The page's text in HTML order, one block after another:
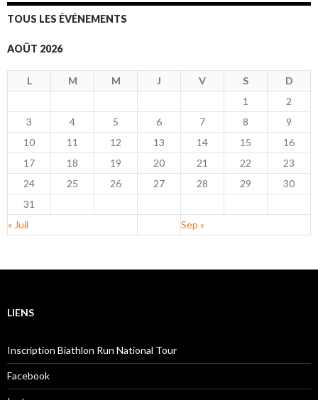
TOUS LES ÉVÉNEMENTS
AOÛT 2026
L M M J V S
D
1
2
3
4 5 6 7 8
9
10
11 12 13 14 15
16
17
18 19 20 21 22
23
24
25 26 27 28 29
30
31
« Juil
Sep »
LIENS
Inscription Biathlon Run National Tour
Facebook